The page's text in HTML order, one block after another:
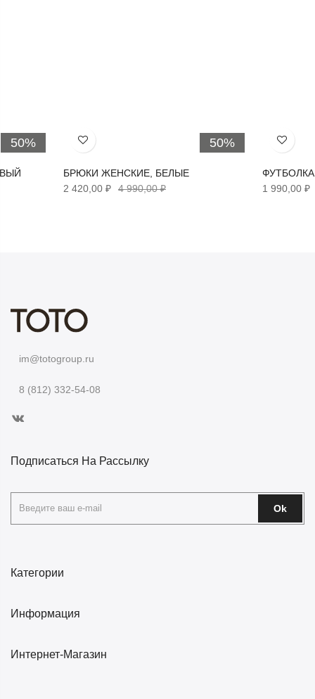
50% 50%
Хочу!
БРЮКИ ЖЕНСКИЕ, БЕЛЫЕ
2 420,00 ₽
4 990,00 ₽
Хочу!
1 990,00 ₽
im@totogroup.ru
8 (812) 332-54-08
Категории
Информация
Интернет-Магазин
Подписаться На Рассылку
Ok